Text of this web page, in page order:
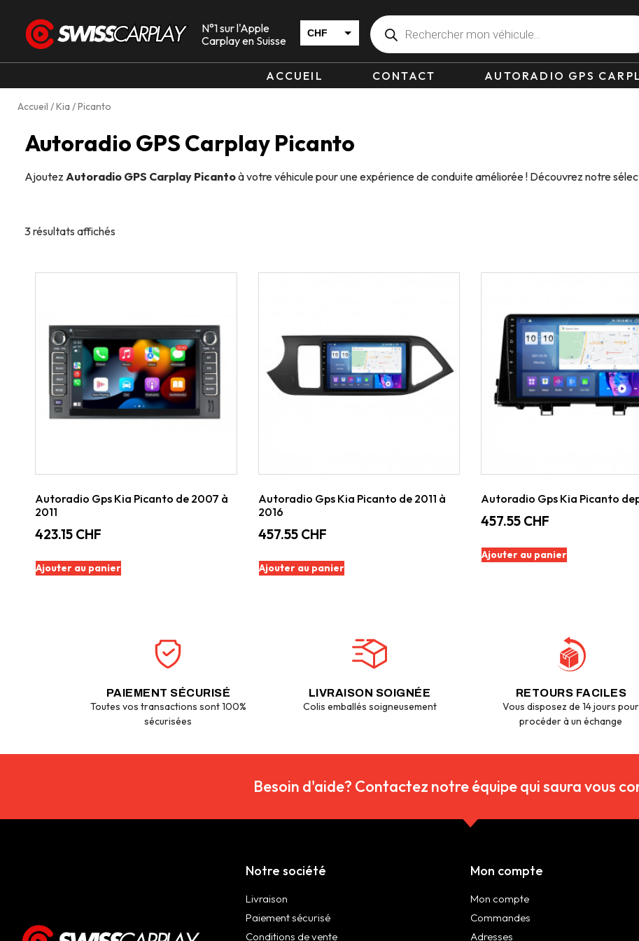
N°1 sur l'Apple
Carplay en Suisse
CHF
ACCUEIL CONTACT AUTORADIO GPS
Accueil /Kia / Picanto
Autoradio GPS Carplay Picanto
Ajoutez Autoradio GPS Carplay Picantoà votre véhicule pour une expérience de conduite améliorée ! Découvrez notre
3 résultats affichés
Autoradio Gps Kia Picanto de 2007 à
2011
423.15 CHF
Ajouter au panier
Autoradio Gps Kia Picanto de 2011 à
2016
457.55 CHF
Ajouter au panier
Autoradio Gps Kia Picanto
457.55 CHF
Ajouter au panier
PAIEMENT SÉCURISÉ
Toutes vos transactions sont 100%
sécurisées
LIVRAISON SOIGNÉE
Colis emballés soigneusement
RETOURS FACILES
Vous disposez de 14 jours pour
procéder à un échange
Besoin d'aide? Contactez notre équipe qui saura vous
Notre société
Livraison
Paiement sécurisé
Conditions de vente
Mon compte
Mon compte
Commandes
Adresses